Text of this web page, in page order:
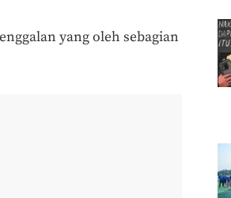
yang oleh sebagian